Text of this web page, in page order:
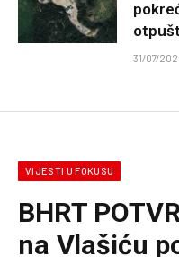
31/07/
VIJESTI U FOKUSU
BHRT
na Vlašiću